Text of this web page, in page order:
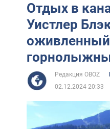
Отдых в
Уистлер
оживленный
Редакция OBOZ
02.12.2024 20:33